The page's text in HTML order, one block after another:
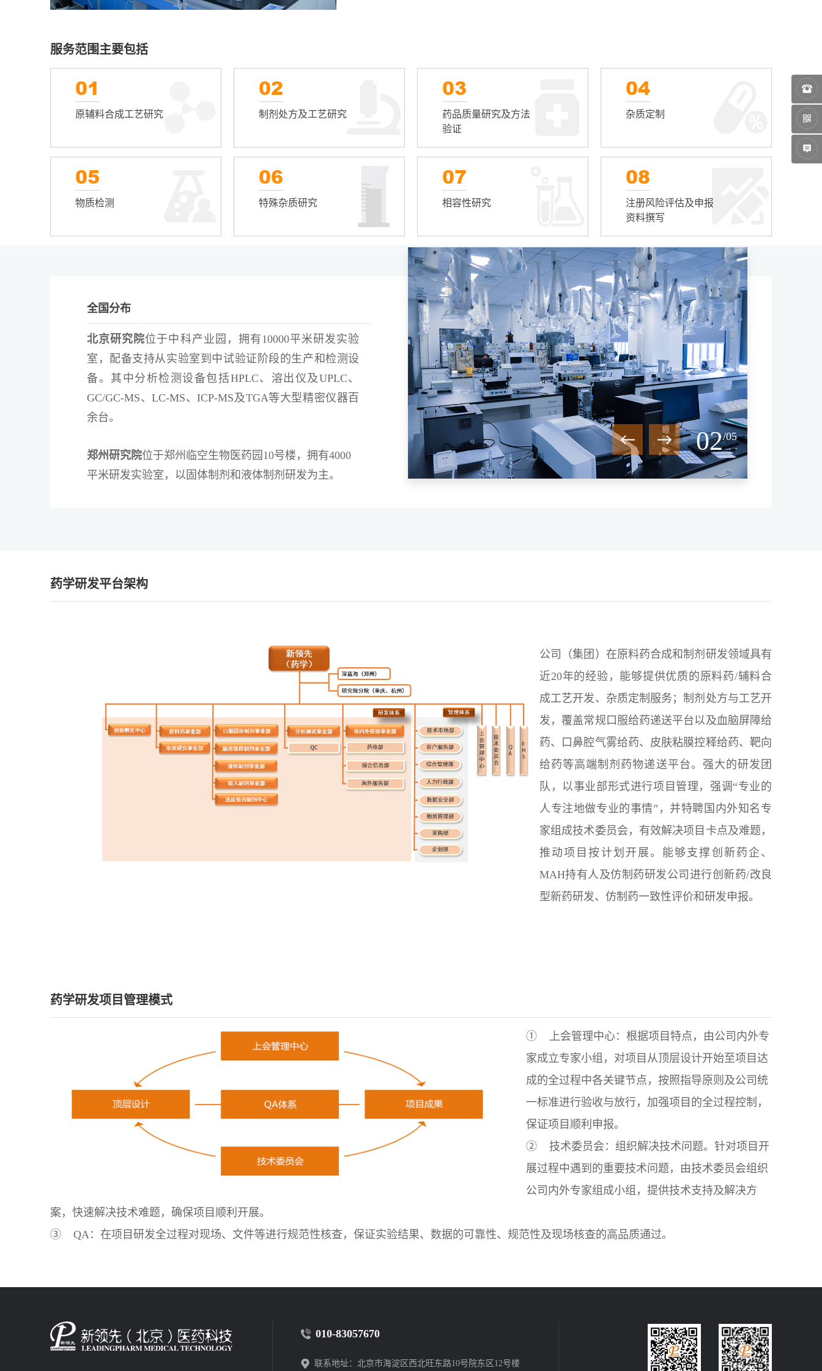
服务范围主要包括
01
原辅料合成工艺研究
02
制剂处方及工艺研究
03
药品质量研究及方法
验证
04
杂质定制
05
物质检测
06
特殊杂质研究
07
相容性研究
08
注册风险评估及申报
资料撰写
03/05
全国分布
北京研究院位于中科产业园，拥有10000平米研发实验
室，配备支持从实验室到中试验证阶段的生产和检测设
备。其中分析检测设备包括HPLC、溶出仪及UPLC、
GC/GC-MS、LC-MS、ICP-MS及TGA等大型精密仪器百
余台。
郑州研究院位于郑州临空生物医药园10号楼，拥有4000
平米研发实验室，以固体制剂和液体制剂研发为主。
药物、临床试验品的试制生产等研究工作。
米。是一家专注国内首家儿科专项研究院，以临床需求
为导向，通过各类掩味技术、改变给药途径等方式，致
力于儿童制剂以及吞咽困难等特殊人群用药的产品开
片、细粒剂、颗粒剂、口服液、特医食品等领域。
药学研发平台架构
公司（集团）在原料药合成和制剂研发领域具有
近20年的经验，能够提供优质的原料药/辅料合
成工艺开发、杂质定制服务；制剂处方与工艺开
发，覆盖常规口服给药递送平台以及血脑屏障给
药、口鼻腔气雾给药、皮肤粘膜控释给药、靶向
给药等高端制剂药物递送平台。强大的研发团
队，以事业部形式进行项目管理，强调“专业的
人专注地做专业的事情”，并特聘国内外知名专
家组成技术委员会，有效解决项目卡点及难题，
推动项目按计划开展。能够支撑创新药企、
MAH持有人及仿制药研发公司进行创新药/改良
型新药研发、仿制药一致性评价和研发申报。
药学研发项目管理模式
① 上会管理中心：根据项目特点，由公司内外专
家成立专家小组，对项目从顶层设计开始至项目达
成的全过程中各关键节点，按照指导原则及公司统
一标准进行验收与放行，加强项目的全过程控制，
保证项目顺利申报。
② 技术委员会：组织解决技术问题。针对项目开
展过程中遇到的重要技术问题，由技术委员会组织
公司内外专家组成小组，提供技术支持及解决方
案，快速解决技术难题，确保项目顺利开展。
③ QA：在项目研发全过程对现场、文件等进行规范性核查，保证实验结果、数据的可靠性、规范性及现场核查的高品质通过。
010-83057670
联系地址： 北京市海淀区西北旺东路10号院东区12号楼